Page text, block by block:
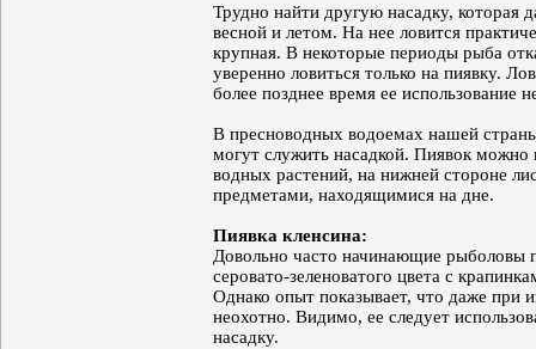
Трудно найти другую насадку, которая
весной и летом. На нее ловится
крупная. В некоторые периоды рыба
уверенно ловиться только на пиявку.
более позднее время ее использование
В пресноводных водоемах нашей
могут служить насадкой. Пиявок
водных растений, на нижней стороне
предметами, находящимися на дне.
Пиявка кленсина:
Довольно часто начинающие рыболовы
серовато-зеленоватого цвета с
Однако опыт показывает, что даже при
неохотно. Видимо, ее следует
насадку.